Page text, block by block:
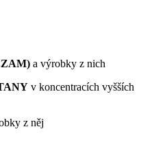
a výrobky z nich
v koncentracích vyšších
z něj